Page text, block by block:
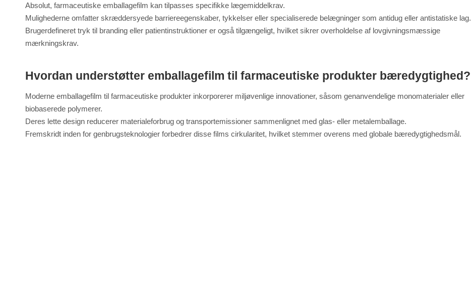
Absolut, farmaceutiske emballagefilm kan tilpasses specifikke lægemiddelkrav.
Mulighederne omfatter skræddersyede barriereegenskaber, tykkelser eller specialiserede belægninger som antidug eller antistatiske lag.
Brugerdefineret tryk til branding eller patientinstruktioner er også tilgængeligt, hvilket sikrer overholdelse af lovgivningsmæssige
mærkningskrav.
Hvordan understøtter emballagefilm til farmaceutiske produkter bæredygtighed?
Moderne emballagefilm til farmaceutiske produkter inkorporerer miljøvenlige innovationer, såsom genanvendelige monomaterialer eller
biobaserede polymerer.
Deres lette design reducerer materialeforbrug og transportemissioner sammenlignet med glas- eller metalemballage.
Fremskridt inden for genbrugsteknologier forbedrer disse films cirkularitet, hvilket stemmer overens med globale bæredygtighedsmål.